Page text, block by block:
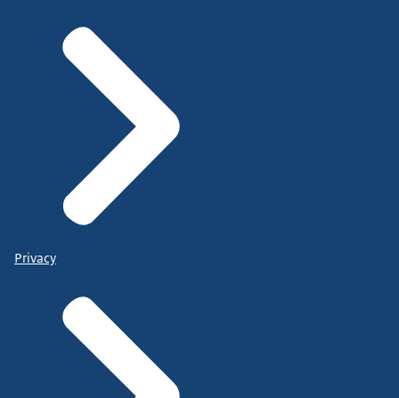
Privacy